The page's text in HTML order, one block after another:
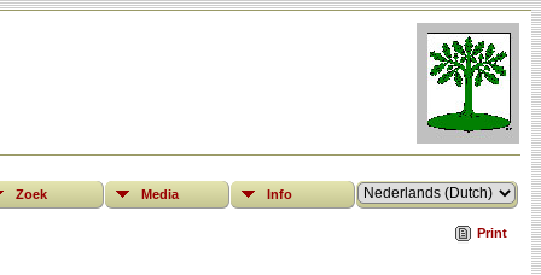
Zoek Media Info
Print